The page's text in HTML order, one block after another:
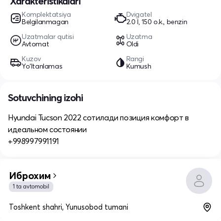
Komplektatsiya
Belgilanmagan
Dvigatel
2.0 l, 150 o.k., benzin
Uzatmalar qutisi
Avtomat
Uzatma
Oldi
Kuzov
Yo‘ltanlamas
Rangi
Kumush
Sotuvchining izohi
Hyundai Tucson 2022 сотилади позиция комфорт в
идеальном состоянии
+998997991191
Иброхим
1 ta avtomobil
Toshkent shahri, Yunusobod tumani